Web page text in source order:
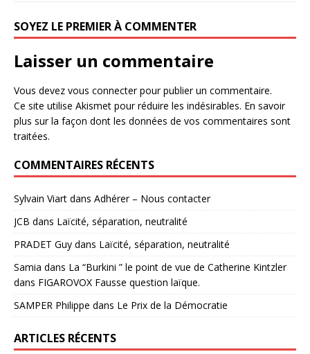
SOYEZ LE PREMIER À COMMENTER
Laisser un commentaire
Vous devez vous connecterpour publier un commentaire.
Ce site utilise Akismet pour réduire les indésirables. En savoir
plus sur la façon dont les données de vos commentaires sont
traitées.
COMMENTAIRES RÉCENTS
Sylvain Viart dans Adhérer – Nous contacter
JCB dans Laïcité, séparation, neutralité
PRADET Guy dans Laïcité, séparation, neutralité
Samia dans La “Burkini ” le point de vue de Catherine Kintzler
dans FIGAROVOX Fausse question laïque.
SAMPER Philippe dans Le Prix de la Démocratie
ARTICLES RÉCENTS